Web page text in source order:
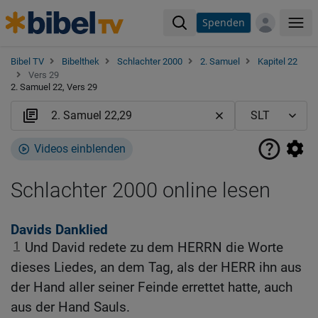
Spenden
Bibel TV Bibelthek Schlachter 2000 2. Samuel
Kapitel 22
Vers 29
2. Samuel 22, Vers 29
Videos einblenden
Schlachter 2000 online lesen
Davids Danklied
1
Und David redete zu dem HERRN die Worte
dieses Liedes, an dem Tag, als der HERR ihn aus
der Hand aller seiner Feinde errettet hatte, auch
aus der Hand Sauls.